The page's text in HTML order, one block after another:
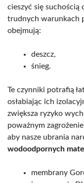
cieszyć się
trudnych warunkach
obejmują:
deszcz,
śnieg.
Te czynniki potrafią
osłabiając ich
zwiększa ryzyko
poważnym
aby nasze ubrania
wodoodpornych
membrany